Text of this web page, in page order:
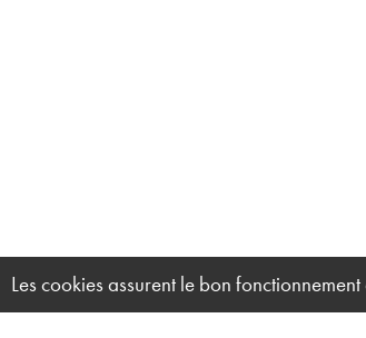
Les cookies assurent le bon